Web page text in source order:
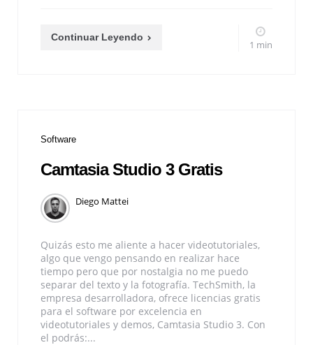
Continuar Leyendo
1 min
Software
Camtasia Studio 3 Gratis
Diego Mattei
Quizás esto me aliente a hacer videotutoriales,
algo que vengo pensando en realizar hace
tiempo pero que por nostalgia no me puedo
separar del texto y la fotografía. TechSmith, la
empresa desarrolladora, ofrece licencias gratis
para el software por excelencia en
videotutoriales y demos, Camtasia Studio 3. Con
el podrás:...